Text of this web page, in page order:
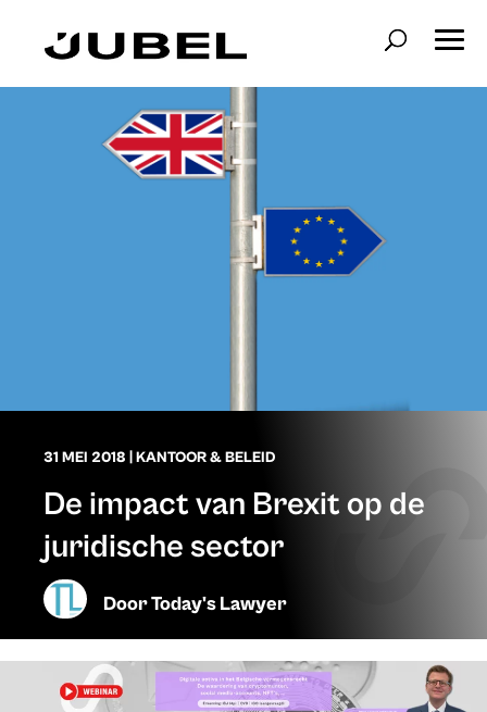
31 MEI 2018 KANTOOR & BELEID
De impact van Brexit op de
juridische sector
DoorToday's Lawyer